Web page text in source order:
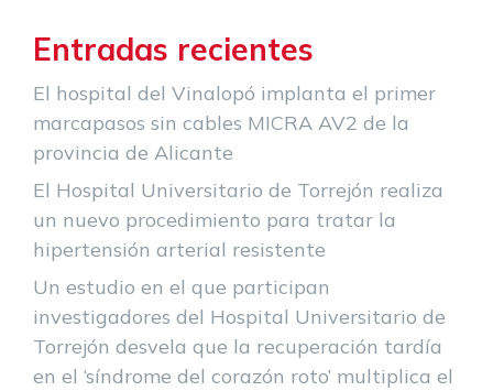
Entradas recientes
El hospital del Vinalopó implanta el primer
marcapasos sin cables MICRA AV2 de la
provincia de Alicante
El Hospital Universitario de Torrejón realiza
un nuevo procedimiento para tratar la
hipertensión arterial resistente
Un estudio en el que participan
investigadores del Hospital Universitario de
Torrejón desvela que la recuperación tardía
en el ‘síndrome del corazón roto’ multiplica el